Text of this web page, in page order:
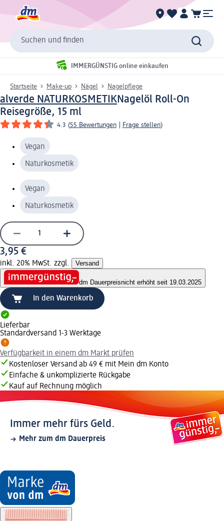
Suchen und finden
IMMERGÜNSTIG online einkaufen
Startseite Make-up Nägel Nagelpflege
alverde NATURKOSMETIKNagelöl Roll-On
Reisegröße, 15 ml
4.3 (55 Bewertungen Frage stellen)
Vegan
Naturkosmetik
Vegan
Naturkosmetik
3,95 €
inkl. 20% MwSt. zzgl. Versand
dm Dauerpreisnicht erhöht seit 19.03.2025
In den Warenkorb
Lieferbar
Standardversand 1-3 Werktage
Verfügbarkeit in einem dm Markt prüfen
Kostenloser Versand ab 49 € mit Mein dm Konto
Einfache & unkomplizierte Rückgabe
Kauf auf Rechnung möglich
Immer mehr fürs Geld.
Mehr zum dm Dauerpreis